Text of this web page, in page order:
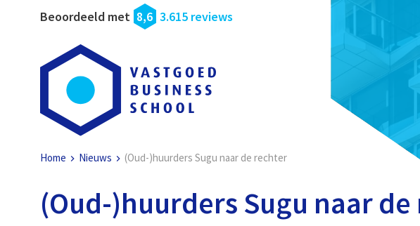
Beoordeeld met 8,6 3.615 reviews
Home Nieuws (Oud-)huurders Sugu naar de rechter
(Oud-)huurders Sugu naar